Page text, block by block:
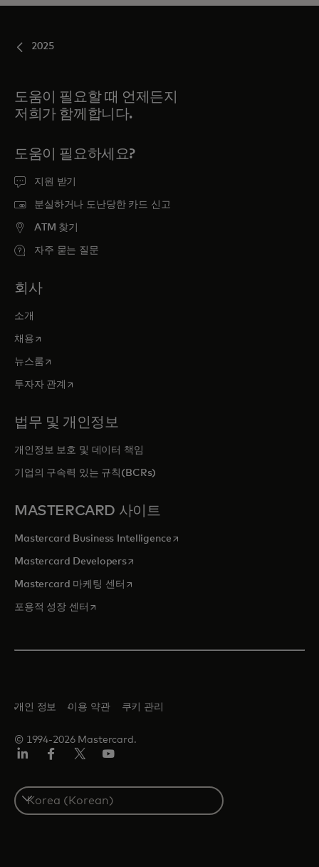
2025
도움이 필요할 때 언제든지
저희가 함께합니다.
도움이 필요하세요?
지원 받기
분실하거나 도난당한 카드 신고
ATM 찾기
자주 묻는 질문
회사
소개
채용새 탭에서 열림
뉴스룸새 탭에서 열림
투자자 관계 새 탭에서 열림
법무 및 개인정보
개인정보 보호 및 데이터 책임
기업의 구속력 있는 규칙(BCRs)
MASTERCARD 사이트
Mastercard Business Intelligence새 탭에서 열림
Mastercard Developers새 탭에서 열림
Mastercard 마케팅 센터 새 탭에서 열림
포용적 성장 센터 새 탭에서 열림
© 1994-2026 Mastercard.
개인 정보 이용 약관 쿠키 관리
S
e
In
ook
터/
X
브